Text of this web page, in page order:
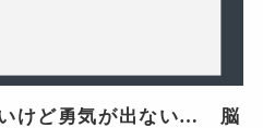
けど勇気が出ない… 脳